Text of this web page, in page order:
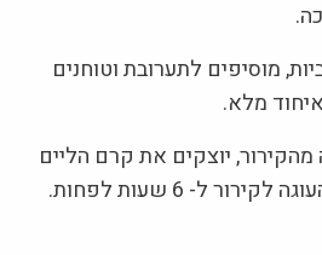
מוסיפים לתערובת וטוחנים
מלא.
מהקירור, יוצקים את קרם הליים
ל- 6 שעות לפחות.